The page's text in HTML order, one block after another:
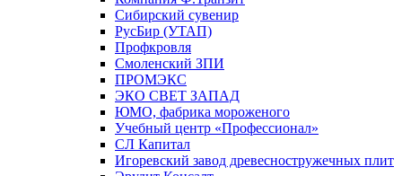
Сибирский сувенир
РусБир (УТАП)
Профкровля
Смоленский ЗПИ
ПРОМЭКС
ЭКО СВЕТ ЗАПАД
ЮМО, фабрика мороженого
Учебный центр «Профессионал»
СЛ Капитал
Игоревский завод древесностружечных плит